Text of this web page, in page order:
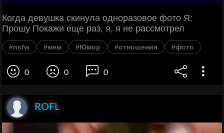
Когда девушка скинула одноразовое фото Я:
Прошу Покажи еще раз, я, я не рассмотрел
#nsfw #мем #Юмор #отношения #фото
0 0 0
ROFL